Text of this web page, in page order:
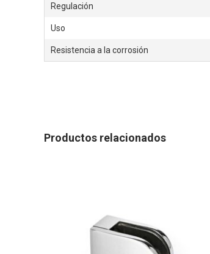
Regulación
Uso
Resistencia a la corrosión
Productos relacionados